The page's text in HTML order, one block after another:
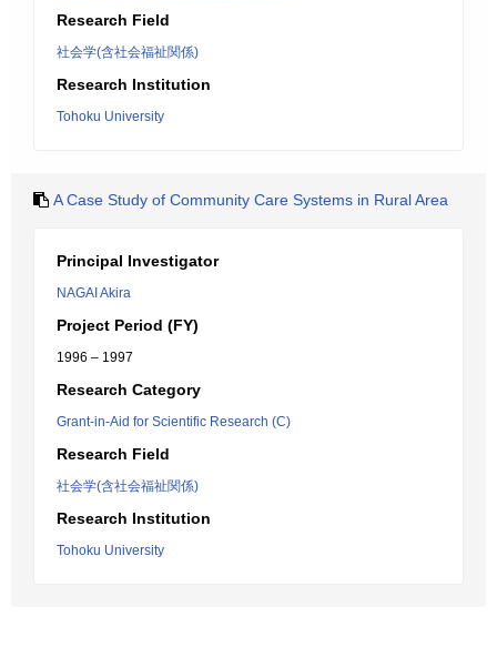
Research Field
社会学(含社会福祉関係)
Research Institution
Tohoku University
A Case Study of Community Care Systems in Rural Area
Principal Investigator
NAGAI Akira
Project Period (FY)
1996 – 1997
Research Category
Grant-in-Aid for Scientific Research (C)
Research Field
社会学(含社会福祉関係)
Research Institution
Tohoku University